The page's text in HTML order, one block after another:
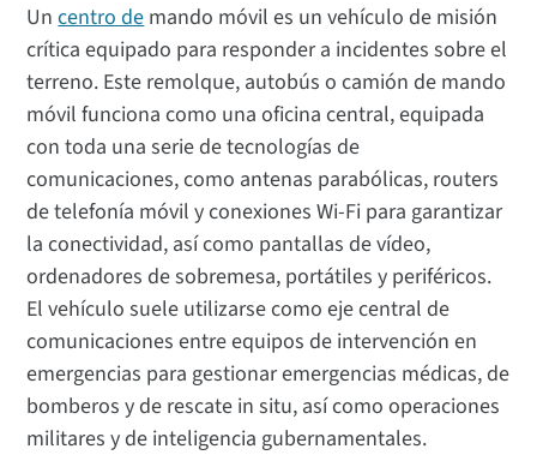
Uncentro de mando móvil es un vehículo de misión
crítica equipado para responder a incidentes sobre el
terreno. Este remolque, autobús o camión de mando
móvil funciona como una oficina central, equipada
con toda una serie de tecnologías de
comunicaciones, como antenas parabólicas, routers
de telefonía móvil y conexiones Wi-Fi para garantizar
la conectividad, así como pantallas de vídeo,
ordenadores de sobremesa, portátiles y periféricos.
El vehículo suele utilizarse como eje central de
comunicaciones entre equipos de intervención en
emergencias para gestionar emergencias médicas, de
bomberos y de rescate in situ, así como operaciones
militares y de inteligencia gubernamentales.